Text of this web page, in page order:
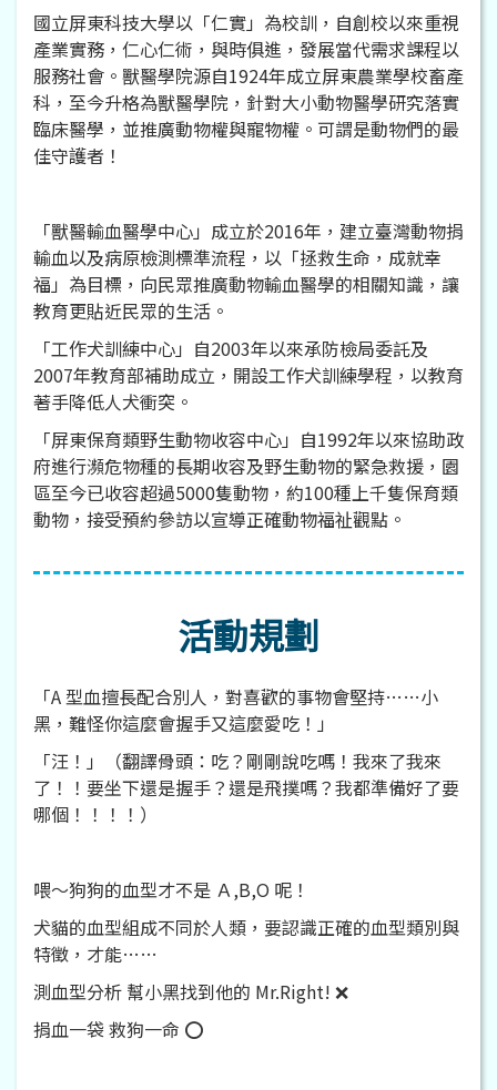
國立屏東科技大學以「仁實」為校訓，自創校以來重視
產業實務，仁心仁術，與時俱進，發展當代需求課程以
服務社會。獸醫學院源自1924年成立屏東農業學校畜產
科，至今升格為獸醫學院，針對大小動物醫學研究落實
臨床醫學，並推廣動物權與寵物權。可謂是動物們的最
佳守護者！
「獸醫輸血醫學中心」成立於2016年，建立臺灣動物捐
輸血以及病原檢測標準流程，以「拯救生命，成就幸
福」為目標，向民眾推廣動物輸血醫學的相關知識，讓
教育更貼近民眾的生活。
「工作犬訓練中心」自2003年以來承防檢局委託及
2007年教育部補助成立，開設工作犬訓練學程，以教育
著手降低人犬衝突。
「屏東保育類野生動物收容中心」自1992年以來協助政
府進行瀕危物種的長期收容及野生動物的緊急救援，園
區至今已收容超過5000隻動物，約100種上千隻保育類
動物，接受預約參訪以宣導正確動物福祉觀點。
活動規劃
「A 型血擅長配合別人，對喜歡的事物會堅持……小
黑，難怪你這麼會握手又這麼愛吃！」
「汪！」（翻譯骨頭：吃？剛剛說吃嗎！我來了我來
了！！要坐下還是握手？還是飛撲嗎？我都準備好了要
哪個！！！！）
喂～狗狗的血型才不是 Ａ,B,O 呢！
犬貓的血型組成不同於人類，要認識正確的血型類別與
特徵，才能……
測血型分析 幫小黑找到他的 Mr.Right! ❌
捐血一袋 救狗一命 ⭕